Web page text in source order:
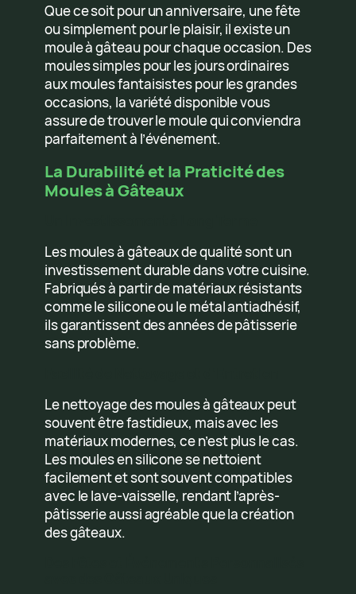
Que ce soit pour un anniversaire, une fête
ou simplement pour le plaisir, il existe un
moule à gâteau pour chaque occasion. Des
moules simples pour les jours ordinaires
aux moules fantaisistes pour les grandes
occasions, la variété disponible vous
assure de trouver le moule qui conviendra
parfaitement à l’événement.
La Durabilité et la Praticité des
Moules à Gâteaux
Les moules à gâteaux de qualité sont un
investissement durable dans votre cuisine.
Fabriqués à partir de matériaux résistants
comme le silicone ou le métal antiadhésif,
ils garantissent des années de pâtisserie
sans problème.
Le nettoyage des moules à gâteaux peut
souvent être fastidieux, mais avec les
matériaux modernes, ce n’est plus le cas.
Les moules en silicone se nettoient
facilement et sont souvent compatibles
avec le lave-vaisselle, rendant l’après-
pâtisserie aussi agréable que la création
des gâteaux.